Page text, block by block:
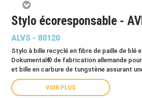
Stylo écoresponsable -
ALVS - 80120
Stylo à bille recyclé en fibre de paille de blé
Dokumental® de fabrication allemande
et bille en carbure de tungstène assurant
VOIR PLUS